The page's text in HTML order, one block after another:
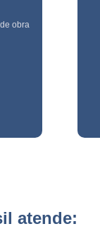
de
de
atende: